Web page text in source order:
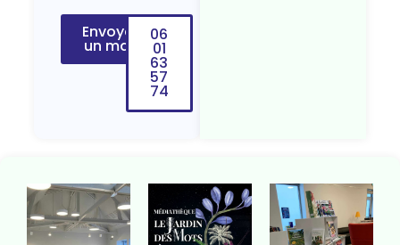
Envoyer
un mail
06
01
63
57
74